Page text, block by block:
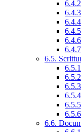
6.5.
6.6.